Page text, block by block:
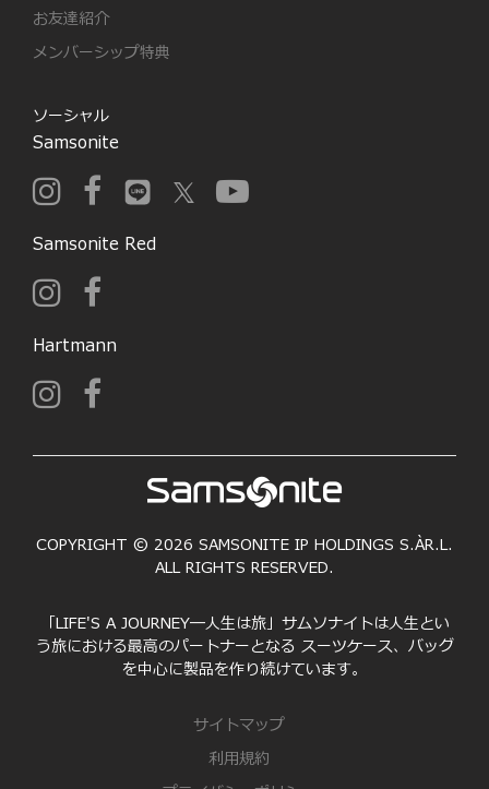
お友達紹介
メンバーシップ特典
ソーシャル
Samsonite
Samsonite Red
Hartmann
COPYRIGHT © 2026 SAMSONITE IP HOLDINGS S.ÀR.L.
ALL RIGHTS RESERVED.
「LIFE'S A JOURNEY―人生は旅」サムソナイトは人生とい
う旅における最高のパートナーとなる スーツケース、バッグ
を中心に製品を作り続けています。
サイトマップ
利用規約